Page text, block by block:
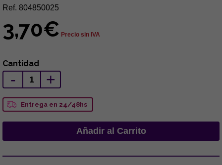
Ref. 804850025
3,70€ Precio sin IVA
Cantidad
- +
Entrega en 24/48hs